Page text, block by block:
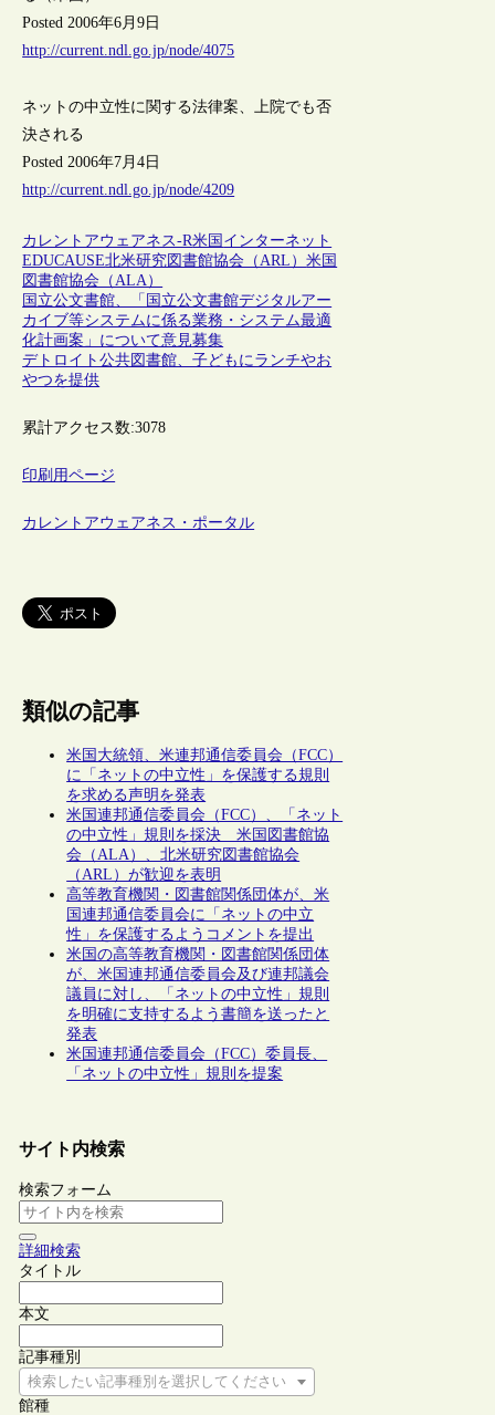
Posted 2006年6月9日
http://current.ndl.go.jp/node/4075
ネットの中立性に関する法律案、上院でも否
決される
Posted 2006年7月4日
http://current.ndl.go.jp/node/4209
カレントアウェアネス-R米国 インターネット
EDUCAUSE北米研究図書館協会（ARL）米国
図書館協会（ALA）
国立公文書館、「国立公文書館デジタルアー
カイブ等システムに係る業務・システム最適
化計画案」について意見募集
デトロイト公共図書館、子どもにランチやお
やつを提供
累計アクセス数:3078
印刷用ページ
カレントアウェアネス・ポータル
類似の記事
米国大統領、米連邦通信委員会（FCC）
に「ネットの中立性」を保護する規則
を求める声明を発表
米国連邦通信委員会（FCC）、「ネット
の中立性」規則を採決 米国図書館協
会（ALA）、北米研究図書館協会
（ARL）が歓迎を表明
高等教育機関・図書館関係団体が、米
国連邦通信委員会に「ネットの中立
性」を保護するようコメントを提出
米国の高等教育機関・図書館関係団体
が、米国連邦通信委員会及び連邦議会
議員に対し、「ネットの中立性」規則
を明確に支持するよう書簡を送ったと
発表
米国連邦通信委員会（FCC）委員長、
「ネットの中立性」規則を提案
サイト内検索
検索フォーム
詳細検索
タイトル
本文
記事種別
検索したい記事種別を選択してください
館種